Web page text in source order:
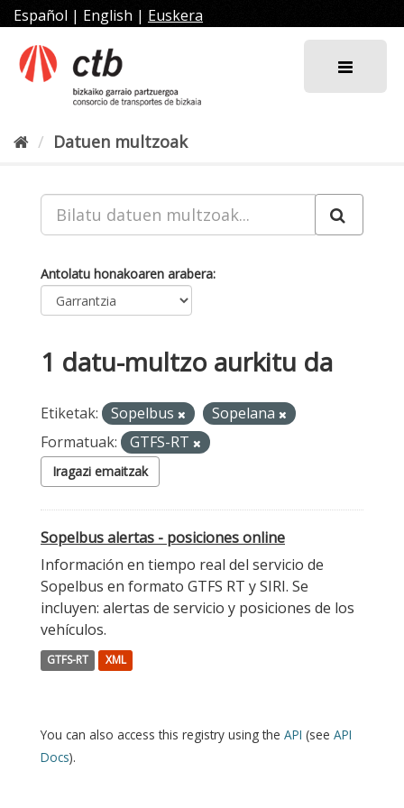
Joan
edukira
Español | English | Euskera
Datuen multzoak
Antolatu honakoaren arabera
1 datu-multzo aurkitu da
Etiketak: Sopelbus
Sopelana
Formatuak:
GTFS-RT
Iragazi emaitzak
Sopelbus alertas - posiciones online
Información en tiempo real del servicio de
Sopelbus en formato GTFS RT y SIRI. Se
incluyen: alertas de servicio y posiciones de los
vehículos.
GTFS-RT XML
You can also access this registry using the API (see API
Docs).